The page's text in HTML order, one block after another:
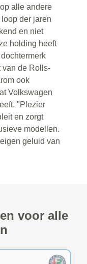
alle andere
der jaren
en niet
holding heeft
van de Rolls-
ook
Volkswagen
"Plezier
en zorgt
modellen.
geluid van
voor alle